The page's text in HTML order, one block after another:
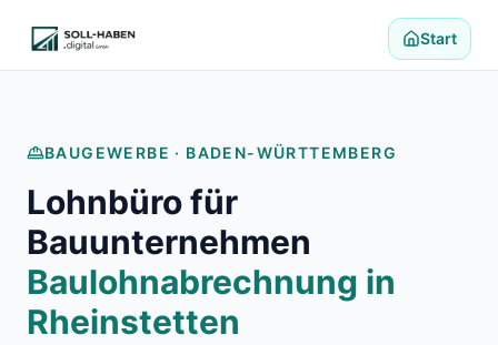
Start
BAUGEWERBE · BADEN-WÜRTTEMBERG
Lohnbüro für
Bauunternehmen
Baulohnabrechnung in
Rheinstetten
Finanzbuchhaltung auslagern
E-Rechnung und Peppol
Branchenlösungen
Helpdesk und Tools
Alle Standorte
Über uns
Kontakt
Häufige Fragen FAQ
Blog